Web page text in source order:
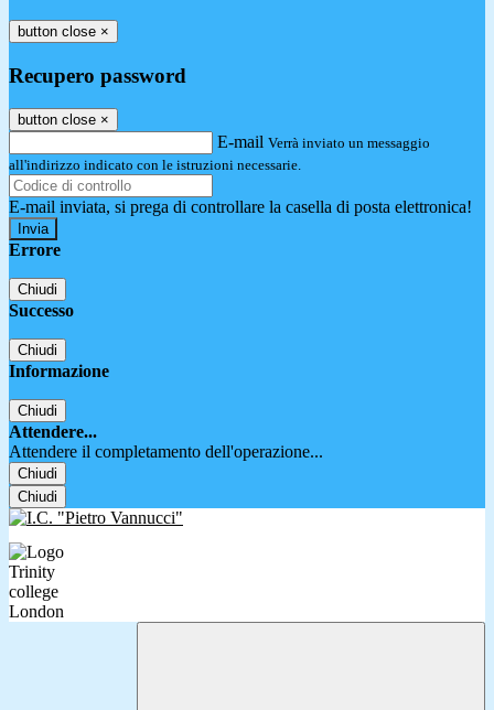
button close ×
Recupero password
button close ×
E-mail Verrà inviato un messaggio
all'indirizzo indicato con le istruzioni necessarie.
E-mail inviata, si prega di controllare la casella di posta elettronica!
Errore
Chiudi
Successo
Chiudi
Informazione
Chiudi
Attendere...
Attendere il completamento dell'operazione...
Chiudi
Chiudi